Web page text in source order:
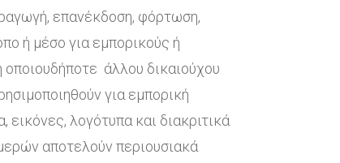
επανέκδοση, φόρτωση,
ή μέσο για εμπορικούς ή
οποιουδήποτε άλλου δικαιούχου
για εμπορική
λογότυπα και διακριτικά
αποτελούν περιουσιακά